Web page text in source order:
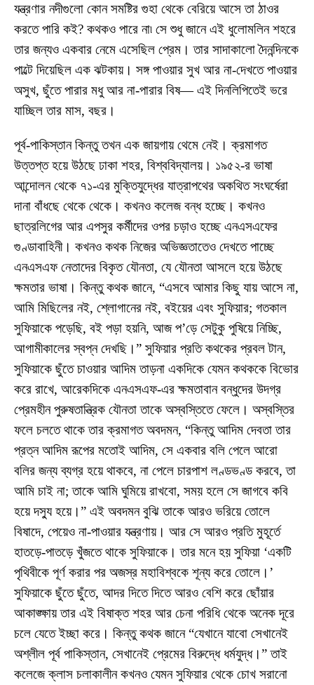
যন্ত্রণার নদীগুলো কোন সমষ্টির গুহা থেকে বেরিয়ে আসে তা ঠাওর
করতে পারি কই? কথকও পারে না৷ সে শুধু জানে এই ধুলোমলিন শহরে
তার জন্যও একবার নেমে এসেছিল প্রেম। তার সাদাকালো দৈনন্দিনকে
পাল্টে দিয়েছিল এক ঝটকায়। সঙ্গ পাওয়ার সুখ আর না-দেখতে পাওয়ার
অসুখ, ছুঁতে পারার মধু আর না-পারার বিষ— এই দিনলিপিতেই ভরে
যাচ্ছিল তার মাস, বছর।
পূর্ব-পাকিস্তান কিন্তু তখন এক জায়গায় থেমে নেই। ক্রমাগত
উত্তপ্ত হয়ে উঠছে ঢাকা শহর, বিশ্ববিদ্যালয়। ১৯৫২-র ভাষা
আন্দোলন থেকে ৭১-এর মুক্তিযুদ্ধের যাত্রাপথের অকথিত সংঘর্ষেরা
দানা বাঁধছে থেকে থেকে। কখনও কলেজ বন্ধ হচ্ছে। কখনও
ছাত্রলিগের আর এপসুর কর্মীদের ওপর চড়াও হচ্ছে এনএসএফের
গুণ্ডাবাহিনী। কখনও কথক নিজের অভিজ্ঞতাতেও দেখতে পাচ্ছে
এনএসএফ নেতাদের বিকৃত যৌনতা, যে যৌনতা আসলে হয়ে উঠছে
ক্ষমতার ভাষা। কিন্তু কথক জানে, “এসবে আমার কিছু যায় আসে না,
আমি মিছিলের নই, শ্লোগানের নই, বইয়ের এবং সুফিয়ার; গতকাল
সুফিয়াকে পড়েছি, বই পড়া হয়নি, আজ প’ড়ে সেটুকু পুষিয়ে নিচ্ছি,
আগামীকালের স্বপ্ন দেখছি।” সুফিয়ার প্রতি কথকের প্রবল টান,
সুফিয়াকে ছুঁতে চাওয়ার আদিম তাড়না একদিকে যেমন কথককে বিভোর
করে রাখে, আরেকদিকে এনএসএফ-এর ক্ষমতাবান বন্ধুদের উদগ্র
প্রেমহীন পুরুষতান্ত্রিক যৌনতা তাকে অস্বস্তিতে ফেলে। অস্বস্তির
ফলে চলতে থাকে তার ক্রমাগত অবদমন, “কিন্তু আদিম দেবতা তার
প্রত্ন আদিম রূপের মতোই আদিম, সে একবার বলি পেলে আরো
বলির জন্য ব্যগ্র হয়ে থাকবে, না পেলে চারপাশ লণ্ডভণ্ড করবে, তা
আমি চাই না; তাকে আমি ঘুমিয়ে রাখবো, সময় হলে সে জাগবে কবি
হয়ে দস্যু হয়ে।” এই অবদমন বুঝি তাকে আরও ভরিয়ে তোলে
বিষাদে, পেয়েও না-পাওয়ার যন্ত্রণায়। আর সে আরও প্রতি মুহূর্তে
হাতড়ে-পাতড়ে খুঁজতে থাকে সুফিয়াকে। তার মনে হয় সুফিয়া ‘একটি
পৃথিবীকে পূর্ণ করার পর অজস্র মহাবিশ্বকে শূন্য করে তোলে।’
সুফিয়াকে ছুঁতে ছুঁতে, আদর দিতে দিতে আরও বেশি করে ছোঁয়ার
আকাঙ্ক্ষায় তার এই বিষাক্ত শহর আর চেনা পরিধি থেকে অনেক দূরে
চলে যেতে ইচ্ছা করে। কিন্তু কথক জানে “যেখানে যাবো সেখানেই
অশ্লীল পূর্ব পাকিস্তান, সেখানেই প্রেমের বিরুদ্ধে ধর্মযুদ্ধ।” তাই
কলেজে ক্লাস চলাকালীন কখনও যেমন সুফিয়ার থেকে চোখ সরানো